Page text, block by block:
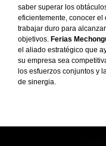
saber superar los
eficientemente, conocer el
trabajar duro para
objetivos. Ferias
el aliado estratégico que
su empresa sea
los esfuerzos conjuntos y
de sinergia.